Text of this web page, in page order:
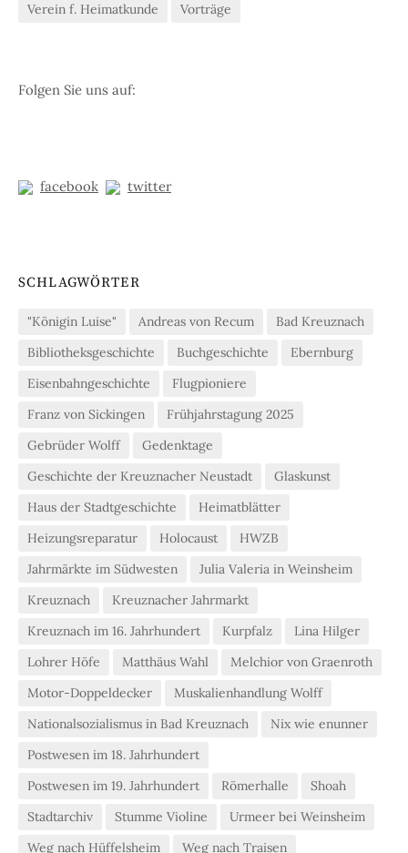
Verein f. Heimatkunde
Vorträge
Folgen Sie uns auf:
facebook twitter
SCHLAGWÖRTER
"Königin Luise" Andreas von Recum
Bad Kreuznach
Bibliotheksgeschichte
Buchgeschichte
Ebernburg
Eisenbahngeschichte
Flugpioniere
Franz von Sickingen
Frühjahrstagung 2025
Gebrüder Wolff
Gedenktage
Geschichte der Kreuznacher Neustadt
Glaskunst
Haus der Stadtgeschichte
Heimatblätter
Heizungsreparatur
Holocaust
HWZB
Jahrmärkte im Südwesten
Julia Valeria in Weinsheim
Kreuznach
Kreuznacher Jahrmarkt
Kreuznach im 16. Jahrhundert
Kurpfalz
Lina Hilger
Lohrer Höfe
Matthäus Wahl
Melchior von Graenroth
Motor-Doppeldecker
Muskalienhandlung Wolff
Nationalsozialismus in Bad Kreuznach
Nix wie enunner
Postwesen im 18. Jahrhundert
Postwesen im 19. Jahrhundert
Römerhalle
Shoah
Stadtarchiv
Stumme Violine
Urmeer bei Weinsheim
Weg nach Hüffelsheim
Weg nach Traisen